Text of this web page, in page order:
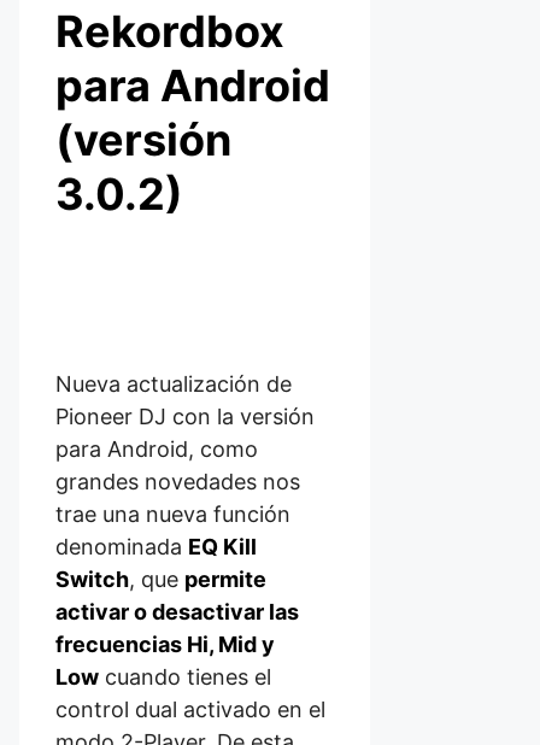
Rekordbox
para Android
(versión
3.0.2)
Nueva actualización de
Pioneer DJ con la versión
para Android, como
grandes novedades nos
trae una nueva función
denominada EQ Kill
Switch, que permite
activar o desactivar las
frecuencias Hi, Mid y
Low cuando tienes el
control dual activado en el